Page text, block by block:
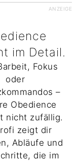
ANZEIGE
im Detail.
Fokus
oder
–
Obedience
nicht zufällig.
zeigt dir
Abläufe und
die im